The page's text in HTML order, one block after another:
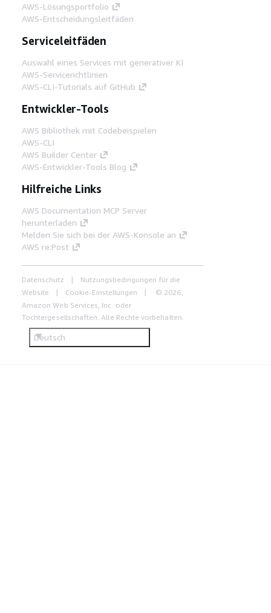
AWS-Lösungsportfolio
AWS-Entscheidungsleitfäden
Serviceleitfäden
Auswahl eines Services mit generativer KI
AWS-Servicerichtlinien
AWS-CLI-Tutorials auf GitHub
Entwickler-Tools
AWS Bibliothek mit Codebeispielen
AWS-CLI
AWS Builder Center
AWS-Entwickler-Tools Blog
Hilfreiche Links
AWS Documentation MCP Server
herunterladen
Melden Sie sich bei der AWS-Konsole an
AWS re:Post
Datenschutz
Nutzungsbedingungen für die
Website
Cookie-Einstellungen
© 2026,
Amazon Web Services, Inc. oder
Tochtergesellschaften. Alle Rechte vorbehalten.
Deutsch